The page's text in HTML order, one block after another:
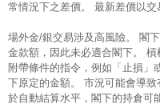
常情況下之差價。 最新差價以交
場外金/銀交易涉及高風險。 閣
金款額，因此未必適合閣下。
附帶條件的指令，例如「止損」
下原定的金額。 市況可能會導
於自動結算水平，閣下的持倉可